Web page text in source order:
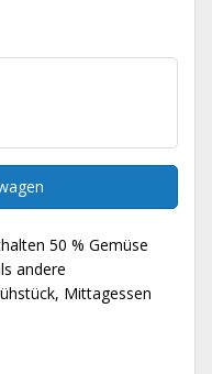
50 % Gemüse
andere
Mittagessen